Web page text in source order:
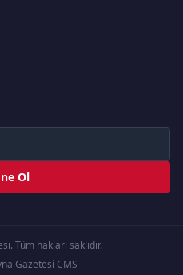
Ol
Tüm hakları saklıdır.
Gazetesi CMS